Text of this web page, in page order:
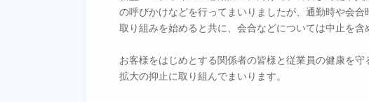
の呼びかけなどを行ってまいりましたが、通勤時や会
取り組みを始めると共に、会合などについては中止を含
お客様をはじめとする関係者の皆様と従業員の健康を
拡大の抑止に取り組んでまいります。